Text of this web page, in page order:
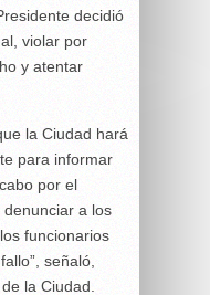
decidió
violar por
y atentar
la Ciudad hará
para informar
por el
denunciar a los
funcionarios
señaló,
la Ciudad.